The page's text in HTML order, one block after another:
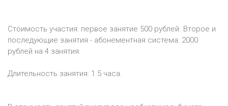
Стоимость участия: первое занятие 500 рублей. Второе и
последующие занятия - абонементная система: 2000
рублей на 4 занятия.
Длительность занятия: 1.5 часа.